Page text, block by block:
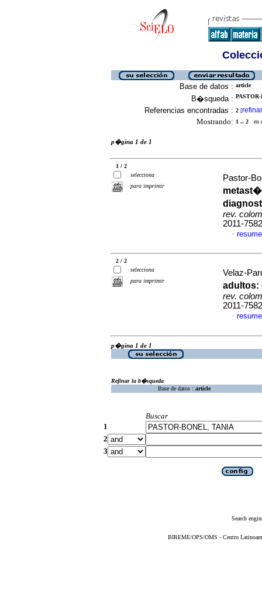
Base de datos : article
B�squeda :
Referencias encontradas : 2 [refinar
Mostrando: 1 .. 2 en
p�gina 1 de 1
1 / 2
selecciona
para imprimir
Pastor-
rev.
2011-7582
·
2 / 2
selecciona
para imprimir
Velaz-
adultos:
rev.
2011-7582
·
p�gina 1 de 1
Refinar la b�squeda
Base de datos : article
Buscar
1
2
3
Search
BIREME/OPS/OMS - Centro